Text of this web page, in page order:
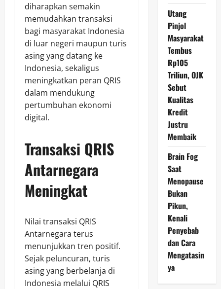
diharapkan semakin
memudahkan transaksi
bagi masyarakat Indonesia
di luar negeri maupun turis
asing yang datang ke
Indonesia, sekaligus
meningkatkan peran QRIS
dalam mendukung
pertumbuhan ekonomi
digital.
Transaksi QRIS
Antarnegara
Meningkat
Nilai transaksi QRIS
Antarnegara terus
menunjukkan tren positif.
Sejak peluncuran, turis
asing yang berbelanja di
Indonesia melalui QRIS
Utang
Pinjol
Masyarakat
Tembus
Rp105
Triliun, OJK
Sebut
Kualitas
Kredit
Justru
Membaik
Brain Fog
Saat
Menopause
Bukan
Pikun,
Kenali
Penyebab
dan Cara
Mengatasin
ya